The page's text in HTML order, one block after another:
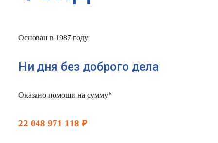
Основан в 1987 году
Ни дня без доброго дела
Оказано помощи на сумму*
22 048 971 118 ₽